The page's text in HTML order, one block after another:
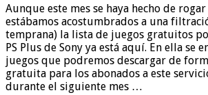
Aunque este mes se haya hecho de
estábamos acostumbrados a una
temprana) la lista de juegos gratuitos
PS Plus de Sony ya está aquí. En ella se
juegos que podremos descargar de
gratuita para los abonados a este
durante el siguiente mes …